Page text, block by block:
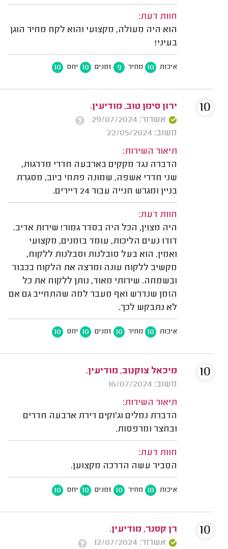
חוות דעת:
הוא היה מעולה, מקצועי והוא לקח מחיר הוגן
בעיני!
איכות 10 מחיר 9 זמנים 10 יחס 10
ירון סימן טוב, מודיעין.
אשרור: 29/07/2024
משוב: 22/05/2024
תיאור השירות:
הדברה נגד מקקים בארבעה חדרי מדרגות,
שני חדרי אשפה, שמונה פתחי ביוב, מסגרת
בניין ומגרש חנייה עבור 24 דיירים.
חוות דעת:
היה מצוין, הכל היה בסדר גמור! שירות אדיב.
דודו נעים הליכות, עומד בזמנים, מקצועי
ואמין. הוא בעל סובלנות וסבלנות ללקוח,
מקשיב ללקוח עונה ומרצה את הלקוח בכבוד
ובשמחה. שירותי מאוד, נותן ללקוח את כל
הזמן שנדרש ואף מעבר למה שהתחייב גם אם
לא נתבקש לכך.
איכות 10 מחיר 10 זמנים 10 יחס 10
10
מיכאל צוקנוב, מודיעין.
משוב: 16/07/2024
תיאור השירות:
הדברת נמלים וג'וקים דירת ארבעה חדרים
ובחצר ומרפסות.
חוות דעת:
הסביר עשה הדרכה מקצוען.
איכות 10 מחיר 10 זמנים 10 יחס 10
10
רן קסנר, מודיעין.
אשרור: 12/07/2024
10